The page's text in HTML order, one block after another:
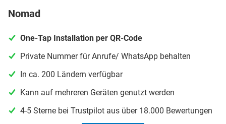
Nomad
One-Tap Installation per QR-Code
Private Nummer für Anrufe/ WhatsApp behalten
In ca. 200 Ländern verfügbar
Kann auf mehreren Geräten genutzt werden
4-5 Sterne bei Trustpilot aus über 18.000 Bewertungen